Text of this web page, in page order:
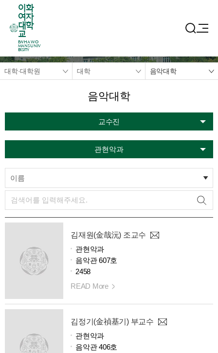
이화
여자
대학
교
EWHA WO
MANS UNIV
ERSITY
대학·대학원 대학 음악대학
음악대학
교수진
관현악과
이름
김재원(金哉沅) 조교수
관현악과
음악관 607호
2458
READ More
김정기(金禎基기) 부교수
관현악과
음악관 406호